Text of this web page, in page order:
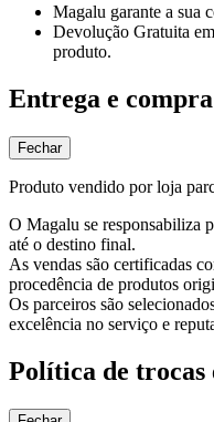
Magalu garante a sua
Devolução Gratuita
produto.
Entrega e
Fechar
Produto vendido por loja
O Magalu se responsabiliza
até o destino final.
As vendas são certificadas
procedência de produtos
Os parceiros são
excelência no serviço e
Política de trocas